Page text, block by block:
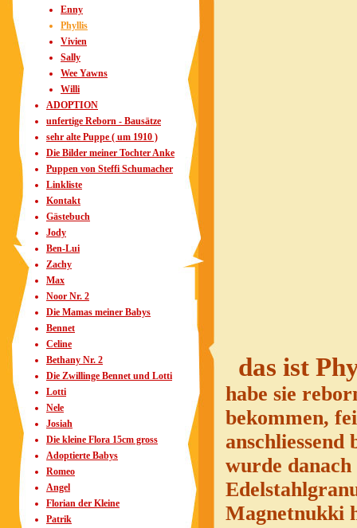
Enny
Phyllis
Vivien
Sally
Wee Yawns
Willi
ADOPTION
unfertige Reborn - Bausätze
sehr alte Puppe ( um 1910 )
Die Bilder meiner Tochter Anke
Puppen von Steffi Schumacher
Linkliste
Kontakt
Gästebuch
Jody
Ben-Lui
Zachy
Max
Noor Nr. 2
Die Mamas meiner Babys
Bennet
Celine
Bethany Nr. 2
Die Zwillinge Bennet und Lotti
Lotti
Nele
Josiah
Die kleine Flora 15cm gross
Adoptierte Babys
Romeo
Angel
Florian der Kleine
Patrik
das ist
habe sie
bekommen,
wurde
Magnetnukki